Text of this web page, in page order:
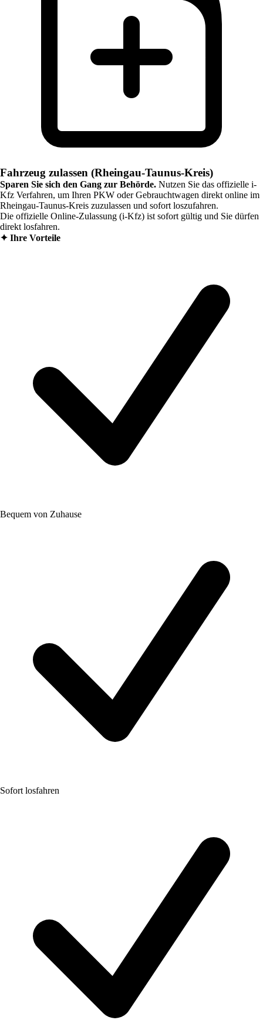
Fahrzeug zulassen (Rheingau-Taunus-Kreis)
Sparen Sie sich den Gang zur Behörde. Nutzen Sie das offizielle i-
Kfz Verfahren, um Ihren PKW oder Gebrauchtwagen direkt online im
Rheingau-Taunus-Kreis zuzulassen und sofort loszufahren.
Die offizielle Online-Zulassung (i-Kfz) ist sofort gültig und Sie dürfen
direkt losfahren.
✦ Ihre Vorteile
Bequem von Zuhause
Sofort losfahren